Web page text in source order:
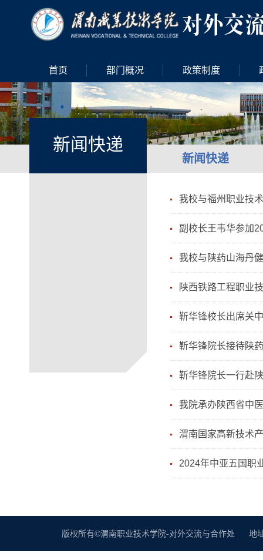
首页 部门概况 政策制度
新闻快递
新闻快递
我校与福州职业技
副校长王韦华参加
我校与陕药山海丹
陕西铁路工程职业
靳华锋校长出席关
靳华锋院长接待陕
靳华锋院长一行赴
我院承办陕西省中
渭南国家高新技术
2024年中亚五国职
版权所有©渭南职业技术学院-对外交流与合作处